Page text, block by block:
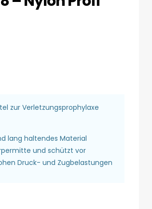
zur Verletzungsprophylaxe
lang haltendes Material
und schützt vor
Druck- und Zugbelastungen